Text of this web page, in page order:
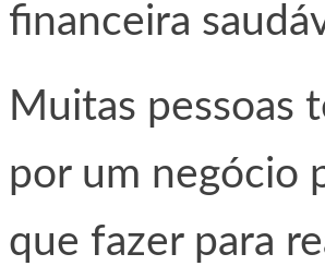
financeira
Muitas pessoas
por um negócio
que fazer para